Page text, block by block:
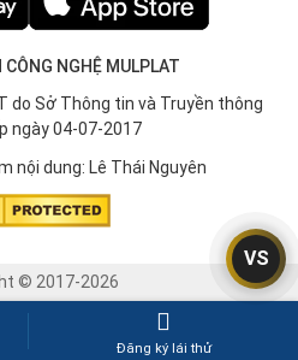
VS
NGHỆ MULPLAT
do Sở Thông tin và Truyền thông
ngày 04-07-2017
nội dung: Lê Thái Nguyên
© 2017-2026
Đăng ký lái thử